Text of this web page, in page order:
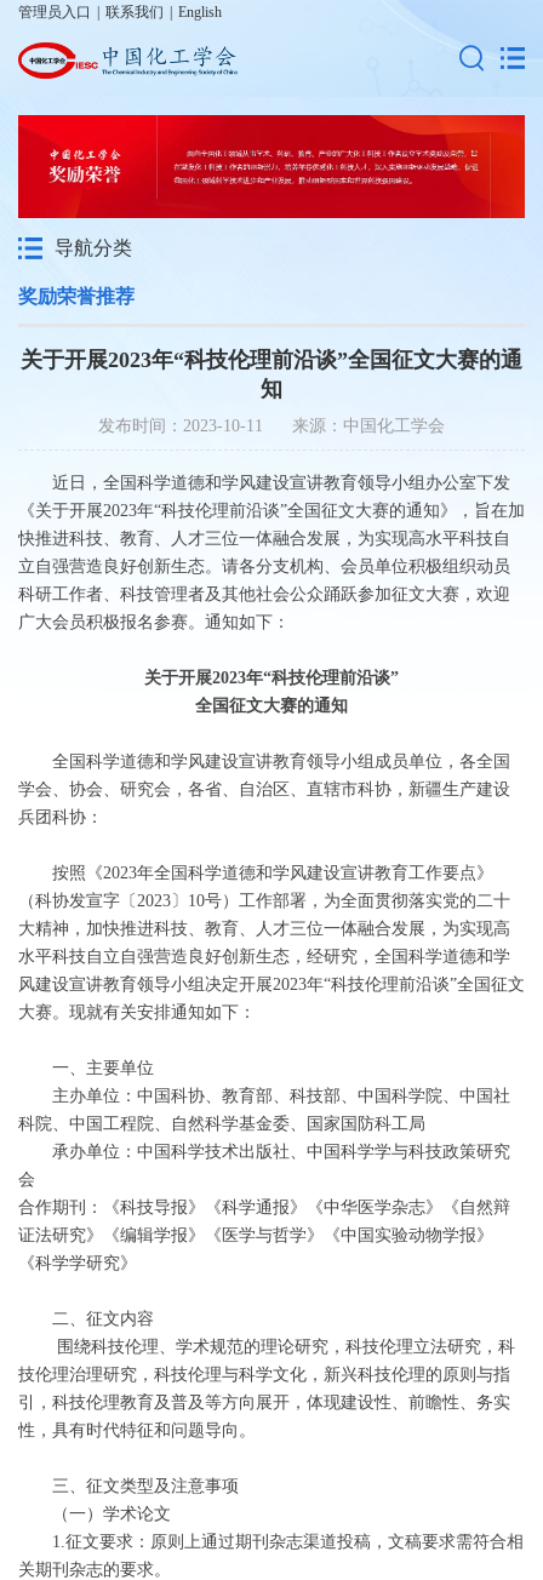
管理员入口 联系我们 English
导航分类
奖励荣誉推荐
关于开展2023年“科技伦理前沿谈”全国征文大赛的通
知
发布时间：2023-10-11 来源：中国化工学会
近日，全国科学道德和学风建设宣讲教育领导小组办公室下发
《关于开展2023年“科技伦理前沿谈”全国征文大赛的通知》，旨在加
快推进科技、教育、人才三位一体融合发展，为实现高水平科技自
立自强营造良好创新生态。请各分支机构、会员单位积极组织动员
科研工作者、科技管理者及其他社会公众踊跃参加征文大赛，欢迎
广大会员积极报名参赛。通知如下：
关于开展2023年“科技伦理前沿谈”
全国征文大赛的通知
全国科学道德和学风建设宣讲教育领导小组成员单位，各全国
学会、协会、研究会，各省、自治区、直辖市科协，新疆生产建设
兵团科协：
按照《2023年全国科学道德和学风建设宣讲教育工作要点》
（科协发宣字〔2023〕10号）工作部署，为全面贯彻落实党的二十
大精神，加快推进科技、教育、人才三位一体融合发展，为实现高
水平科技自立自强营造良好创新生态，经研究，全国科学道德和学
风建设宣讲教育领导小组决定开展2023年“科技伦理前沿谈”全国征文
大赛。现就有关安排通知如下：
一、主要单位
主办单位：中国科协、教育部、科技部、中国科学院、中国社
科院、中国工程院、自然科学基金委、国家国防科工局
承办单位：中国科学技术出版社、中国科学学与科技政策研究
会
合作期刊：《科技导报》《科学通报》《中华医学杂志》《自然辩
证法研究》《编辑学报》《医学与哲学》《中国实验动物学报》
《科学学研究》
二、征文内容
围绕科技伦理、学术规范的理论研究，科技伦理立法研究，科
技伦理治理研究，科技伦理与科学文化，新兴科技伦理的原则与指
引，科技伦理教育及普及等方向展开，体现建设性、前瞻性、务实
性，具有时代特征和问题导向。
三、征文类型及注意事项
（一）学术论文
1.征文要求：原则上通过期刊杂志渠道投稿，文稿要求需符合相
关期刊杂志的要求。